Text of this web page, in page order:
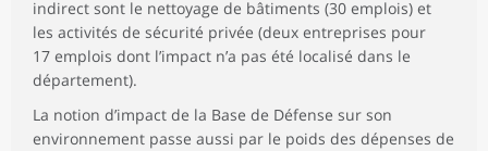
indirect sont le nettoyage de bâtiments (30 emplois) et
les activités de sécurité privée (deux entreprises pour
17 emplois dont l’impact n’a pas été localisé dans le
département).
La notion d’impact de la Base de Défense sur son
environnement passe aussi par le poids des dépenses de